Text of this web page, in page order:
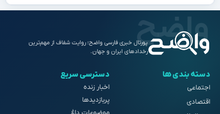
پورتال خبری فارسی واضح؛ روایت شفاف از مهم‌ترین
رخدادهای ایران و جهان.
دسته بندی ها
اجتماعی
اقتصادی
دسترسی سریع
اخبار زنده
پربازدیدها